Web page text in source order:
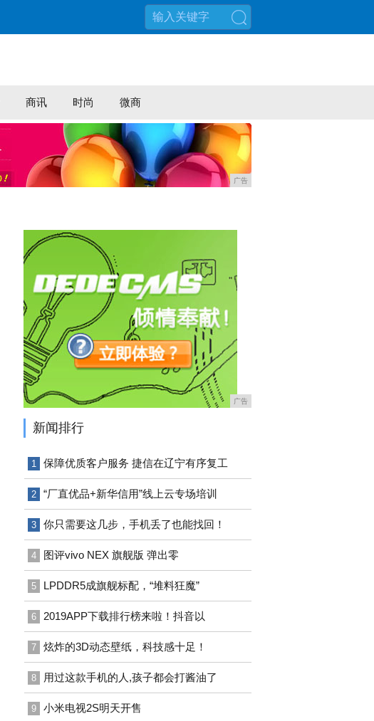
商讯 时尚 微商
广告
广告
新闻排行
1 保障优质客户服务 捷信在辽宁有序复工
2 “厂直优品+新华信用”线上云专场培训
3 你只需要这几步，手机丢了也能找回！
4 图评vivo NEX 旗舰版 弹出零
5 LPDDR5成旗舰标配，“堆料狂魔”
6 2019APP下载排行榜来啦！抖音以
7 炫炸的3D动态壁纸，科技感十足！
8 用过这款手机的人,孩子都会打酱油了
9 小米电视2S明天开售